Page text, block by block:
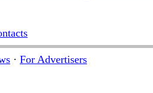
· For Advertisers